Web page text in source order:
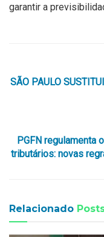
garantir a
SÃO PAULO
PGFN regulamenta
tributários: novas
Relacionado